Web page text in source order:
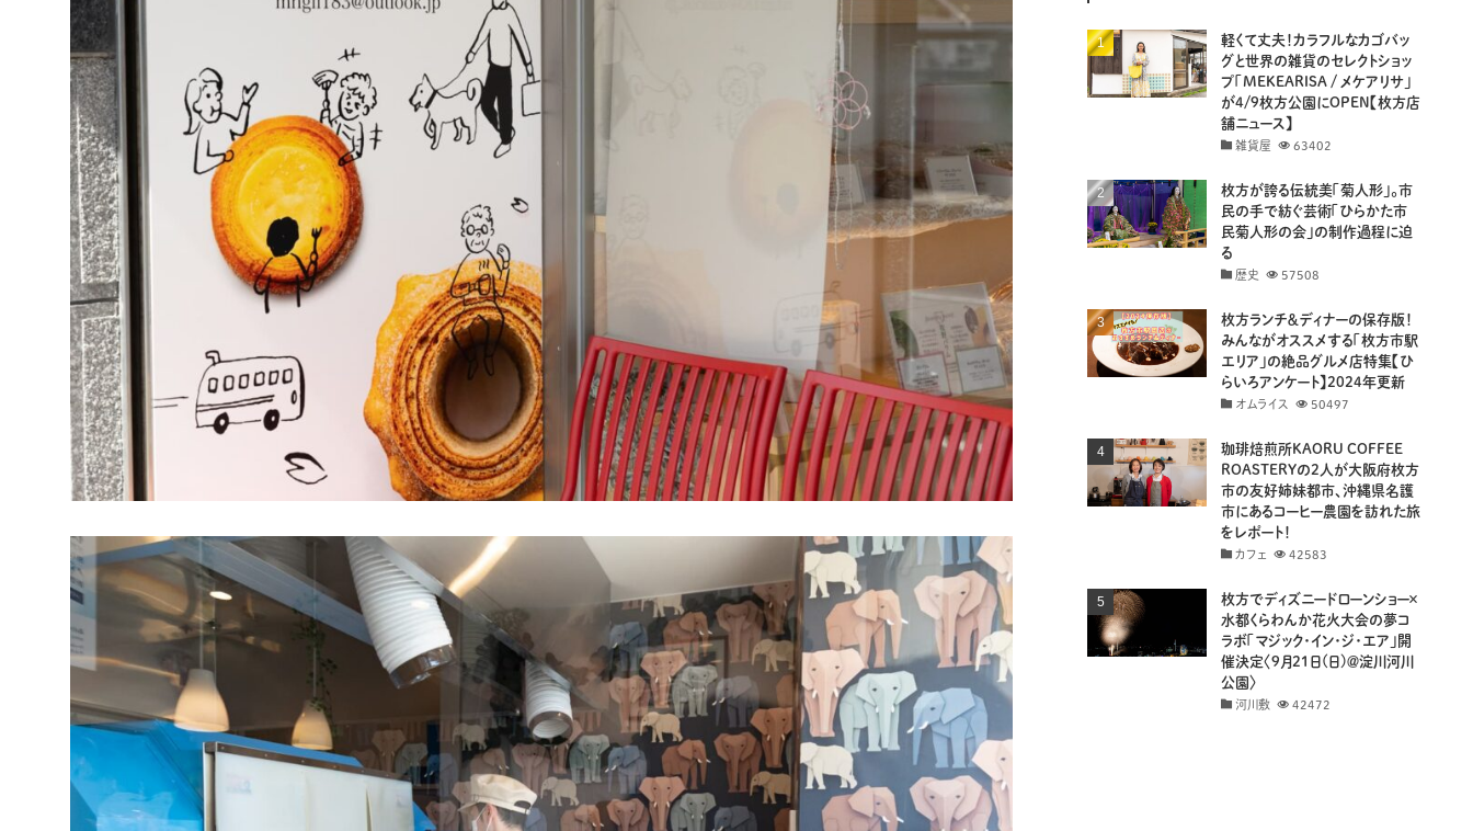
(26)
(8)
(8)
(29)
(18)
軽くて丈夫！カラフルなカゴバッ
グと世界の雑貨のセレクトショッ
プ「MEKEARISA / メケアリサ」
が4/9枚方公園にOPEN【枚方店
舗ニュース】
雑貨屋 63402
枚方が誇る伝統美「菊人形」。市
民の手で紡ぐ芸術「ひらかた市
民菊人形の会」の制作過程に迫
る
歴史 57508
枚方ランチ＆ディナーの保存版！
みんながオススメする「枚方市駅
エリア」の絶品グルメ店特集【ひ
らいろアンケート】2024年更新
オムライス 50497
珈琲焙煎所KAORU COFFEE
ROASTERYの2人が大阪府枚方
市の友好姉妹都市、沖縄県名護
市にあるコーヒー農園を訪れた旅
をレポート！
カフェ 42583
枚方でディズニードローンショー×
水都くらわんか花火大会の夢コ
ラボ「マジック・イン・ジ・エア」開
催決定〈9月21日(日)＠淀川河川
公園〉
河川敷 42472